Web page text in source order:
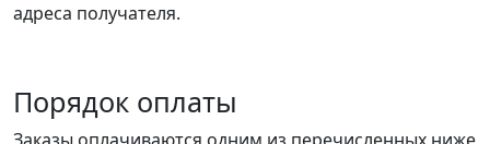
адреса получателя.
Порядок оплаты